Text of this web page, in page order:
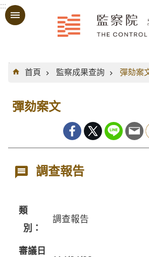
跳到主要內容區塊
:::
:::
首頁
監察成果查詢 彈劾案
彈劾案文
調查報告
類
別：
調查報告
審議日